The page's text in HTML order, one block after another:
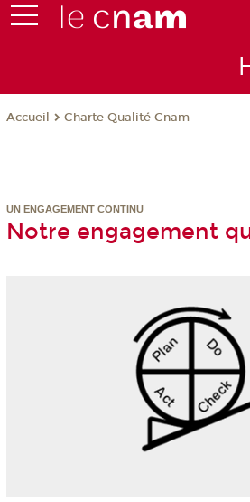
Accueil Charte Qualité Cnam
UN ENGAGEMENT CONTINU
Notre engagement